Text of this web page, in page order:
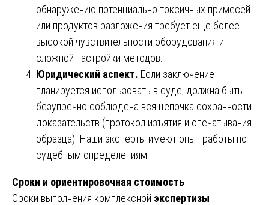
обнаружению потенциально токсичных примесей
или продуктов разложения требует еще более
высокой чувствительности оборудования и
сложной настройки методов.
Юридический аспект. Если заключение
планируется использовать в суде, должна быть
безупречно соблюдена вся цепочка сохранности
доказательств (протокол изъятия и опечатывания
образца). Наши эксперты имеют опыт работы по
судебным определениям.
Сроки и ориентировочная стоимость
Сроки выполнения комплексной экспертизы